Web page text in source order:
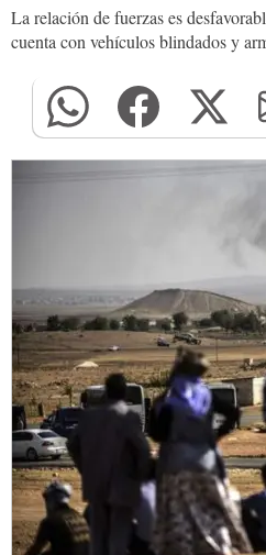
La relación de fuerzas es
cuenta con vehículos blindados y